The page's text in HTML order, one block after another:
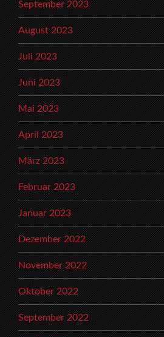
September 2023
August 2023
Juli 2023
Juni 2023
Mai 2023
April 2023
März 2023
Februar 2023
Januar 2023
Dezember 2022
November 2022
Oktober 2022
September 2022